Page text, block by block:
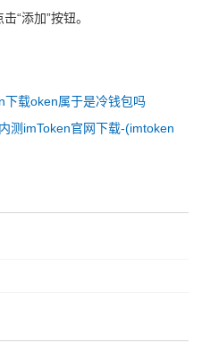
“添加”按钮。
下载oken属于是冷钱包吗
测imToken官网下载-(imtoken